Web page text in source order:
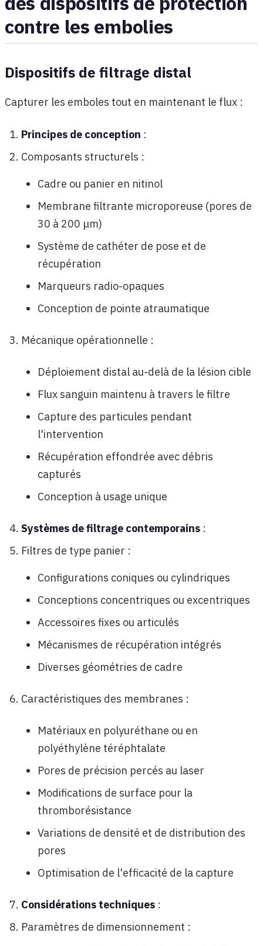
contre les embolies
Dispositifs de filtrage distal
Capturer les emboles tout en maintenant le flux :
Principes de conception :
Composants structurels :
Cadre ou panier en nitinol
Membrane filtrante microporeuse (pores de
30 à 200 μm)
Système de cathéter de pose et de
récupération
Marqueurs radio-opaques
Conception de pointe atraumatique
Mécanique opérationnelle :
Déploiement distal au-delà de la lésion cible
Flux sanguin maintenu à travers le filtre
Capture des particules pendant
l'intervention
Récupération effondrée avec débris
capturés
Conception à usage unique
Systèmes de filtrage contemporains :
Filtres de type panier :
Configurations coniques ou cylindriques
Conceptions concentriques ou excentriques
Accessoires fixes ou articulés
Mécanismes de récupération intégrés
Diverses géométries de cadre
Caractéristiques des membranes :
Matériaux en polyuréthane ou en
polyéthylène téréphtalate
Pores de précision percés au laser
Modifications de surface pour la
thromborésistance
Variations de densité et de distribution des
pores
Optimisation de l'efficacité de la capture
Considérations techniques :
Paramètres de dimensionnement :